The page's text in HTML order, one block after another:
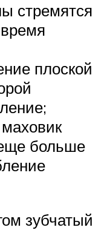
стремятся
плоской
больше
зубчатый